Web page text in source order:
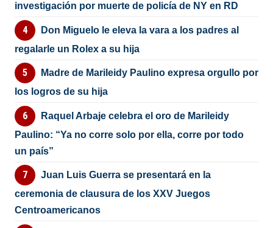
investigación por muerte de policía de NY en RD
Don Miguelo le eleva la vara a los padres al
regalarle un Rolex a su hija
Madre de Marileidy Paulino expresa orgullo por
los logros de su hija
Raquel Arbaje celebra el oro de Marileidy
Paulino: “Ya no corre solo por ella, corre por todo
un país”
Juan Luis Guerra se presentará en la
ceremonia de clausura de los XXV Juegos
Centroamericanos